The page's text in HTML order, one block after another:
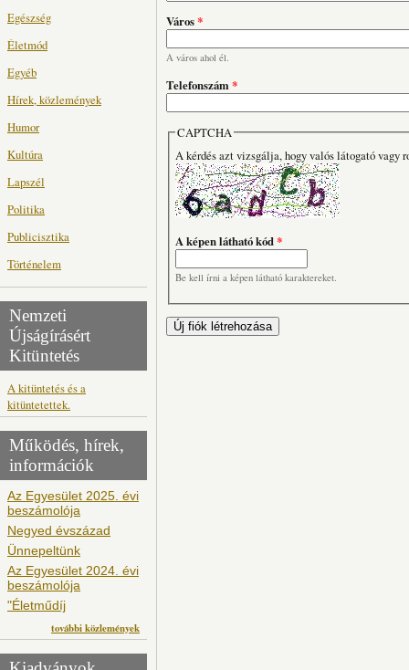
Egészség
Életmód
Egyéb
Hírek, közlemények
Humor
Kultúra
Lapszél
Politika
Publicisztika
Történelem
Nemzeti
Újságírásért
Kitüntetés
A kitüntetés és a
kitüntetettek.
Működés, hírek,
információk
Az Egyesület 2025. évi
beszámolója
Negyed évszázad
Ünnepeltünk
Az Egyesület 2024. évi
beszámolója
"Életműdíj
további közlemények
Város*
A város ahol él.
Telefonszám*
CAPTCHA
A kérdés azt vizsgálja, hogy valós látogató vagy
A képen látható kód*
Be kell írni a képen látható karaktereket.